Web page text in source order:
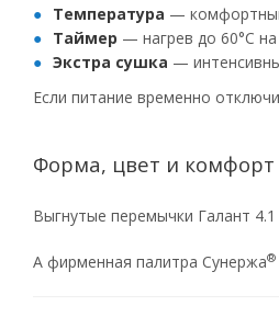
Температура — комфортный
Таймер — нагрев до 60°C
Экстра сушка —
Если питание временно
Форма, цвет и комфорт
Выгнутые перемычки Галант
А фирменная палитра Сунержа®